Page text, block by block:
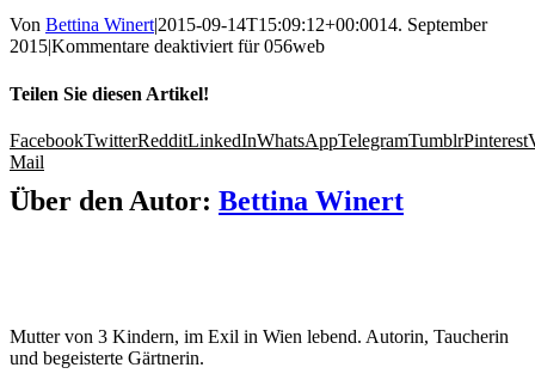
Von Bettina Winert|2015-09-14T15:09:12+00:0014. September
2015|Kommentare deaktiviertfür 056web
Teilen Sie diesen Artikel!
FacebookTwitterRedditLinkedInWhatsAppTelegramTumblrPinterest
Mail
Über den Autor: Bettina Winert
Mutter von 3 Kindern, im Exil in Wien lebend. Autorin, Taucherin
und begeisterte Gärtnerin.